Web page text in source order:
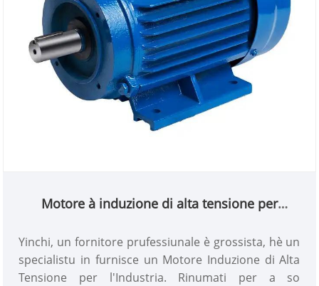
Motore à induzione di alta tensione per
Yinchi, un fornitore prufessiunale è grossista, hè un
specialistu in furnisce un Motore Induzione di Alta
Tensione per l'Industria. Rinumati per a so